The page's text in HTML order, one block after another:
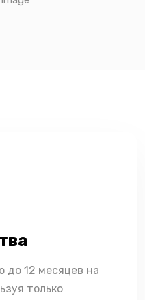
до 12 месяцев на
только